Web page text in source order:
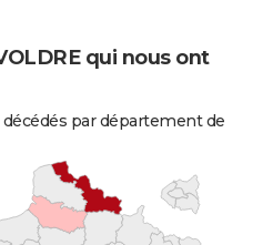
qui nous ont
par département de